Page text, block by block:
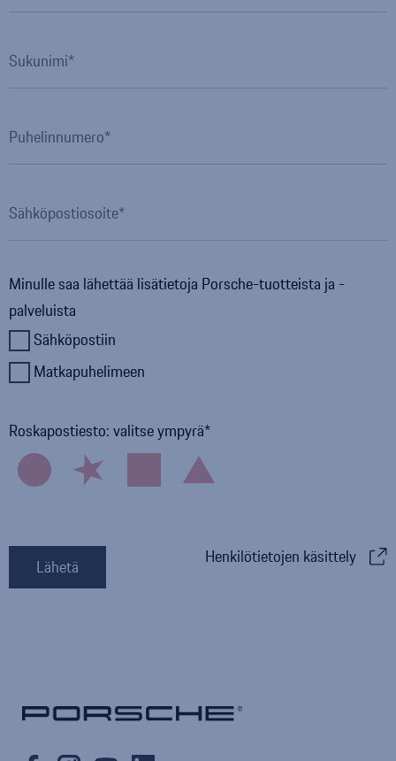
Sukunimi
Puhelinnumero
Sähköpostiosoite
Minulle saa lähettää lisätietoja Porsche-tuotteista ja -
palveluista
Sähköpostiin
Matkapuhelimeen
Roskapostiesto: valitse ympyrä
Henkilötietojen käsittely